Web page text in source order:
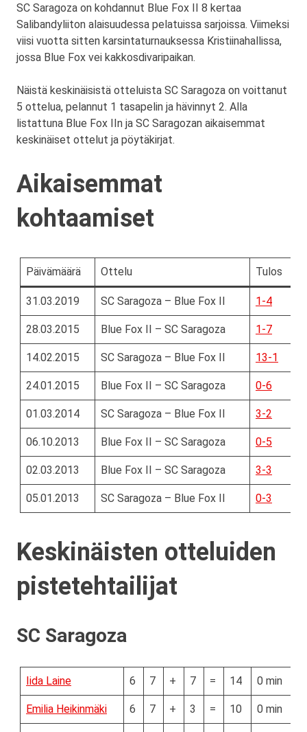
SC Saragoza on kohdannut Blue Fox II 8 kertaa
Salibandyliiton alaisuudessa pelatuissa sarjoissa. Viimeksi
viisi vuotta sitten karsintaturnauksessa Kristiinahallissa,
jossa Blue Fox vei kakkosdivaripaikan.
Näistä keskinäisistä otteluista SC Saragoza on voittanut
5 ottelua, pelannut 1 tasapelin ja hävinnyt 2. Alla
listattuna Blue Fox IIn ja SC Saragozan aikaisemmat
keskinäiset ottelut ja pöytäkirjat.
Aikaisemmat
kohtaamiset
Päivämäärä Ottelu Tulos
31.03.2019 SC Saragoza – Blue Fox II 1-4
28.03.2015 Blue Fox II – SC Saragoza 1-7
14.02.2015 SC Saragoza – Blue Fox II 13-1
24.01.2015 Blue Fox II – SC Saragoza 0-6
01.03.2014 SC Saragoza – Blue Fox II 3-2
06.10.2013 Blue Fox II – SC Saragoza 0-5
02.03.2013 Blue Fox II – SC Saragoza 3-3
05.01.2013 SC Saragoza – Blue Fox II 0-3
Keskinäisten otteluiden
pistetehtailijat
SC Saragoza
Iida Laine 6 7 + 7 = 14 0 min
Emilia Heikinmäki 6 7 + 3 = 10 0 min